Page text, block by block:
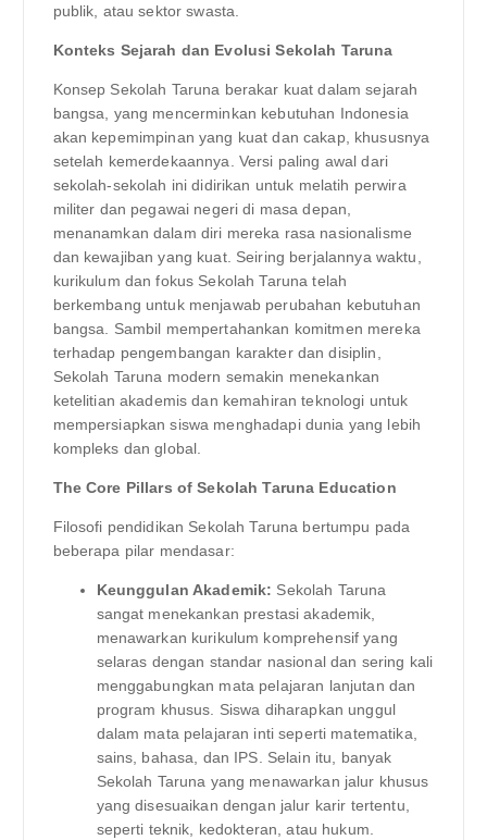
publik, atau sektor swasta.
Konteks Sejarah dan Evolusi Sekolah Taruna
Konsep Sekolah Taruna berakar kuat dalam sejarah
bangsa, yang mencerminkan kebutuhan Indonesia
akan kepemimpinan yang kuat dan cakap, khususnya
setelah kemerdekaannya. Versi paling awal dari
sekolah-sekolah ini didirikan untuk melatih perwira
militer dan pegawai negeri di masa depan,
menanamkan dalam diri mereka rasa nasionalisme
dan kewajiban yang kuat. Seiring berjalannya waktu,
kurikulum dan fokus Sekolah Taruna telah
berkembang untuk menjawab perubahan kebutuhan
bangsa. Sambil mempertahankan komitmen mereka
terhadap pengembangan karakter dan disiplin,
Sekolah Taruna modern semakin menekankan
ketelitian akademis dan kemahiran teknologi untuk
mempersiapkan siswa menghadapi dunia yang lebih
kompleks dan global.
The Core Pillars of Sekolah Taruna Education
Filosofi pendidikan Sekolah Taruna bertumpu pada
beberapa pilar mendasar:
Keunggulan Akademik: Sekolah Taruna
sangat menekankan prestasi akademik,
menawarkan kurikulum komprehensif yang
selaras dengan standar nasional dan sering kali
menggabungkan mata pelajaran lanjutan dan
program khusus. Siswa diharapkan unggul
dalam mata pelajaran inti seperti matematika,
sains, bahasa, dan IPS. Selain itu, banyak
Sekolah Taruna yang menawarkan jalur khusus
yang disesuaikan dengan jalur karir tertentu,
seperti teknik, kedokteran, atau hukum.